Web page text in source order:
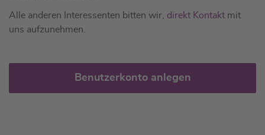
Alle anderen Interessenten bitten wir, direkt Kontakt mit
uns aufzunehmen.
Benutzerkonto anlegen